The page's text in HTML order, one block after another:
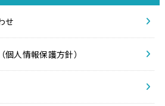
せ
個人情報保護方針）